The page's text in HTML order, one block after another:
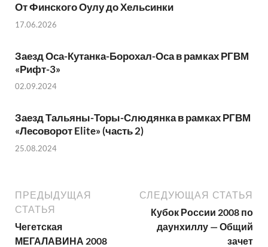
От Финского Оулу до Хельсинки
17.06.2026
Заезд Оса-Кутанка-Борохал-Оса в рамках РГВМ
«Рифт-3»
02.09.2024
Заезд Тальяны-Торы-Слюдянка в рамках РГВМ
«Лесоворот Elite» (часть 2)
25.08.2024
ПРЕДЫДУЩАЯ
СТАТЬЯ
Чегетская
МЕГАЛАВИНА 2008
СЛЕДУЮЩАЯ СТАТЬЯ
Кубок России 2008 по
даунхиллу — Общий
зачет